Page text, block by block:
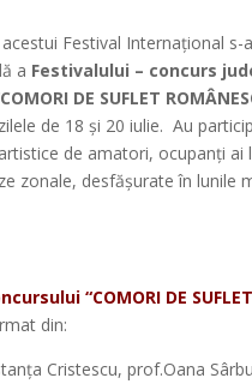
Festival Internațional s-
a Festivalului – concurs
DE SUFLET
zilele de 18 și 20 iulie. Au
de amatori, ocupanți ai
zonale, desfășurate în lunile
“COMORI DE
din:
Cristescu, prof.Oana